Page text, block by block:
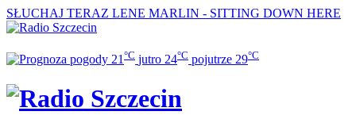
SŁUCHAJ TERAZ LENE MARLIN - SITTING DOWN HERE
21 °C jutro 24°C pojutrze 29°C